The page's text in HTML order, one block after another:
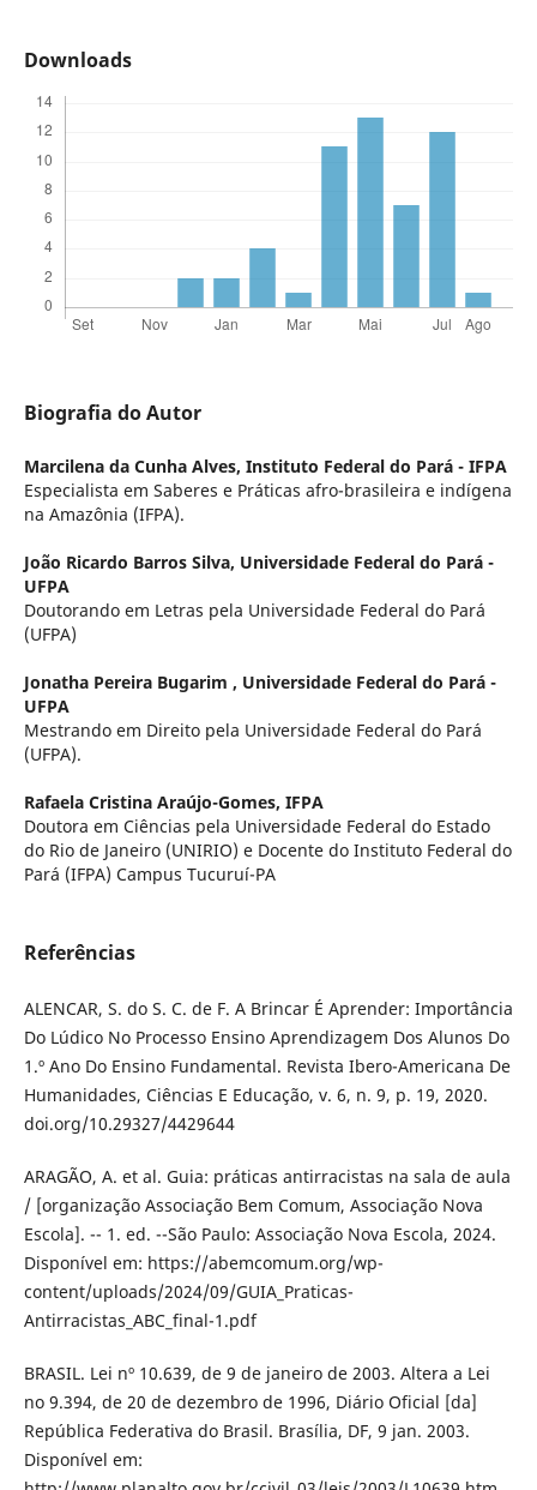
Downloads
Biografia do Autor
Marcilena da Cunha Alves, Instituto Federal do Pará - IFPA
Especialista em Saberes e Práticas afro-brasileira e indígena
na Amazônia (IFPA).
João Ricardo Barros Silva, Universidade Federal do Pará -
UFPA
Doutorando em Letras pela Universidade Federal do Pará
(UFPA)
Jonatha Pereira Bugarim , Universidade Federal do Pará -
UFPA
Mestrando em Direito pela Universidade Federal do Pará
(UFPA).
Rafaela Cristina Araújo-Gomes, IFPA
Doutora em Ciências pela Universidade Federal do Estado
do Rio de Janeiro (UNIRIO) e Docente do Instituto Federal do
Pará (IFPA) Campus Tucuruí-PA
Referências
ALENCAR, S. do S. C. de F. A Brincar É Aprender: Importância
Do Lúdico No Processo Ensino Aprendizagem Dos Alunos Do
1.º Ano Do Ensino Fundamental. Revista Ibero-Americana De
Humanidades, Ciências E Educação, v. 6, n. 9, p. 19, 2020.
doi.org/10.29327/4429644
ARAGÃO, A. et al. Guia: práticas antirracistas na sala de aula
/ [organização Associação Bem Comum, Associação Nova
Escola]. -- 1. ed. --São Paulo: Associação Nova Escola, 2024.
Disponível em: https://abemcomum.org/wp-
content/uploads/2024/09/GUIA_Praticas-
Antirracistas_ABC_final-1.pdf
BRASIL. Lei nº 10.639, de 9 de janeiro de 2003. Altera a Lei
no 9.394, de 20 de dezembro de 1996, Diário Oficial [da]
República Federativa do Brasil. Brasília, DF, 9 jan. 2003.
Disponível em: